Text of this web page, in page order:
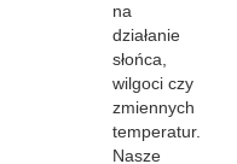
na
działanie
słońca,
wilgoci czy
zmiennych
temperatur.
Nasze